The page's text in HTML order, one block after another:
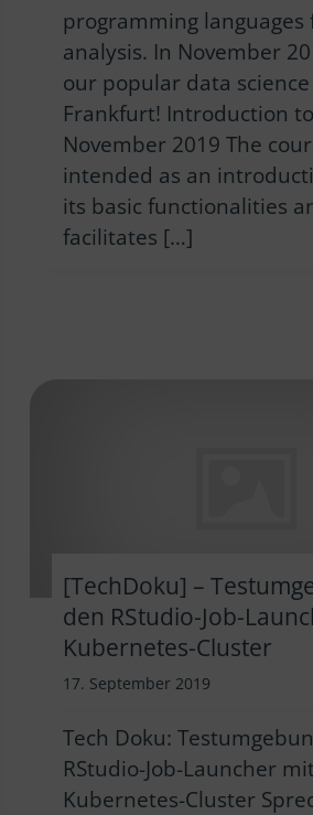
programming languages
analysis. In November
our popular data
Frankfurt! Introduction
November 2019 The
intended as an
its basic functionalities
facilitates […]
[TechDoku] –
den RStudio-Job-
Kubernetes-Cluster
17. September 2019
Tech Doku:
RStudio-Job-Launcher
Kubernetes-Cluster